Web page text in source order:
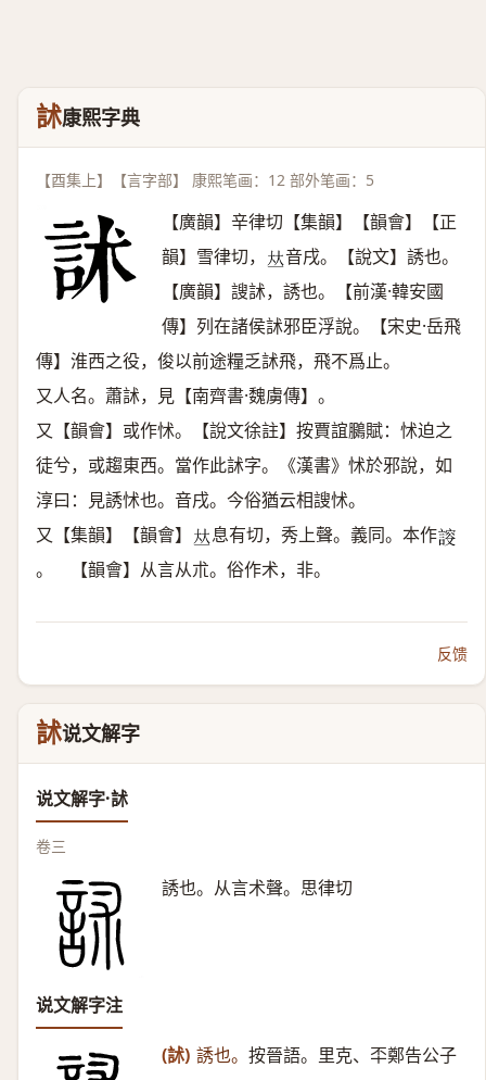
訹康熙字典
【酉集上】【言字部】 康熙笔画：12 部外笔画：5
【廣韻】辛律切【集韻】【韻會】【正
韻】雪律切， 𠀤音戌。【說文】誘也。
【廣韻】謏訹，誘也。【前漢·韓安國
傳】列在諸侯訹邪臣浮說。【宋史·岳飛
傳】淮西之役，俊以前途糧乏訹飛，飛不爲止。
又人名。蕭訹，見【南齊書·魏虜傳】。
又【韻會】或作怵。【說文徐註】按賈誼鵩賦：怵迫之
徒兮，或趨東西。當作此訹字。《漢書》怵於邪說，如
淳曰：見誘怵也。音戌。今俗猶云相謏怵。
又【集韻】【韻會】 𠀤息有切，秀上聲。義同。本作𧩮
。 【韻會】从言从朮。俗作术，非。
反馈
訹说文解字
说文解字·訹
卷三
誘也。从言术聲。思律切
说文解字注
(訹) 誘也。 按晉語。里克、㔻鄭告公子